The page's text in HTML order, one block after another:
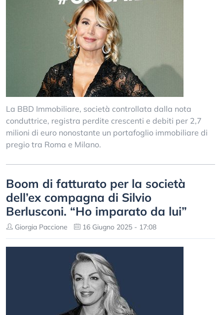
La BBD Immobiliare, società controllata dalla nota
conduttrice, registra perdite crescenti e debiti per 2,7
milioni di euro nonostante un portafoglio immobiliare di
pregio tra Roma e Milano.
Boom di fatturato per la società
dell’ex compagna di Silvio
Berlusconi. “Ho imparato da lui”
Giorgia Paccione 16 Giugno 2025 - 17:08